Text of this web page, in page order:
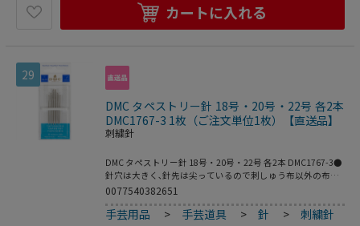
カートに入れる
29
DMC タペストリー針 18号・20号・22号 各2本
DMC1767-3 1枚（ご注文単位1枚）【直送品】
刺繍針
DMC タペストリー針 18号・20号・22号 各2本 DMC1767-3●
針穴は大きく､針先は尖っているので刺しゅう布以外の布に
刺しゅうする際にお勧めです｡●8号・20号・22号…各2本
0077540382651
手芸用品 > 手芸道具 >針 > 刺繍針